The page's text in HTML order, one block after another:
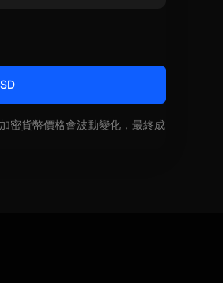
密貨幣價格會波動變化，最終成